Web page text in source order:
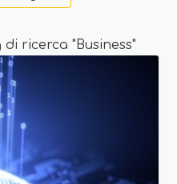
ricerca "Business"